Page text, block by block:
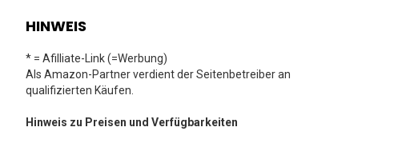
HINWEIS
* = Afilliate-Link (=Werbung)
Als Amazon-Partner verdient der Seitenbetreiber an
qualifizierten Käufen.
Hinweis zu Preisen und Verfügbarkeiten